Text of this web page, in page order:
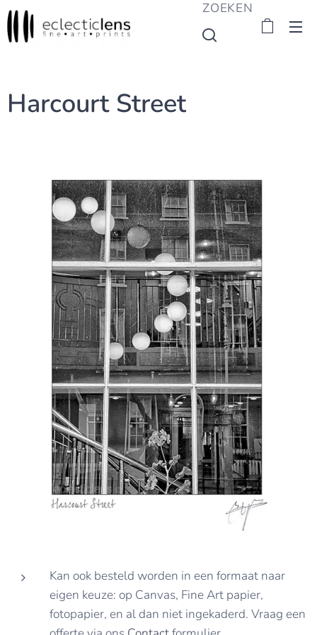
ZOEKEN
Harcourt Street
Kan ook besteld worden in een formaat naar
eigen keuze: op Canvas, Fine Art papier,
fotopapier, en al dan niet ingekaderd. Vraag een